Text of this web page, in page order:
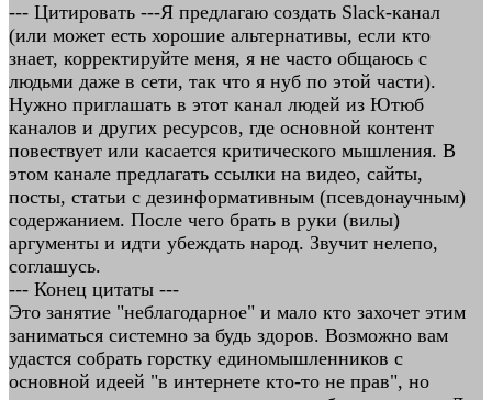
--- Цитировать ---Я предлагаю создать Slack-канал
(или может есть хорошие альтернативы, если кто
знает, корректируйте меня, я не часто общаюсь с
людьми даже в сети, так что я нуб по этой части).
Нужно приглашать в этот канал людей из Ютюб
каналов и других ресурсов, где основной контент
повествует или касается критического мышления. В
этом канале предлагать ссылки на видео, сайты,
посты, статьи с дезинформативным (псевдонаучным)
содержанием. После чего брать в руки (вилы)
аргументы и идти убеждать народ. Звучит нелепо,
соглашусь.
--- Конец цитаты ---
Это занятие "неблагодарное" и мало кто захочет этим
заниматься системно за будь здоров. Возможно вам
удастся собрать горстку единомышленников с
основной идеей "в интернете кто-то не прав", но